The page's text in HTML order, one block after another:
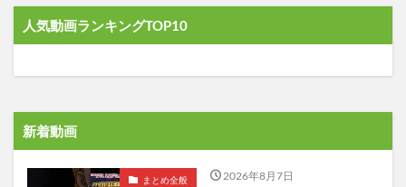
人気動画ランキングTOP10
新着動画
まとめ全般 2026年8月7日